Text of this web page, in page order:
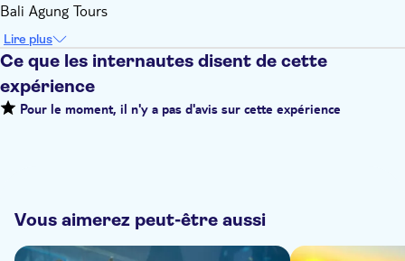
Bali Agung Tours
Lire plus
Ce que les internautes disent de cette
expérience
Pour le moment, il n'y a pas d'avis sur cette expérience
Vous aimerez peut-être aussi